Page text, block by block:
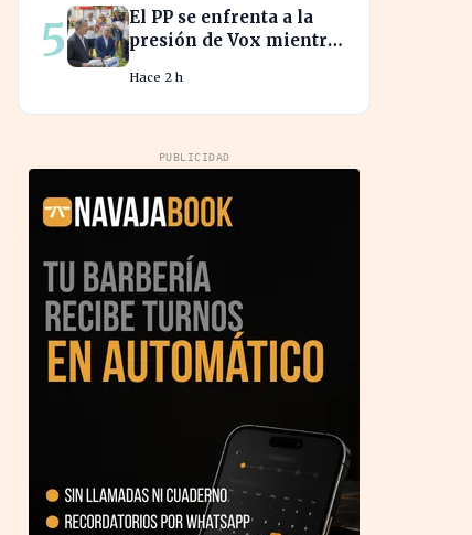
5
El PP se enfrenta a la
presión de Vox mientras
migratoria en Ceuta
Hace 2 h
PUBLICIDAD